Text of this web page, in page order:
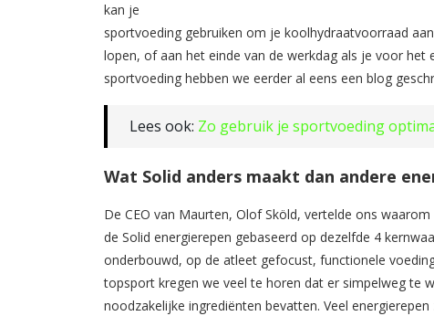
kan je
sportvoeding gebruiken om je koolhydraatvoorraad
lopen, of aan het einde van de werkdag als je voor
sportvoeding hebben we eerder al eens een blog
Lees ook: Zo gebruik je sportvoeding
Wat Solid anders maakt dan andere
De CEO van Maurten, Olof Sköld, vertelde ons
de Solid energierepen gebaseerd op dezelfde 4
onderbouwd, op de atleet gefocust, functionele
topsport kregen we veel te horen dat er simpelweg te
noodzakelijke ingrediënten bevatten. Veel